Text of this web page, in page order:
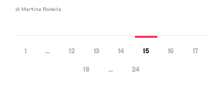
di Martina Rodella
1 … 12 13 14 15 16
17
18
… 24